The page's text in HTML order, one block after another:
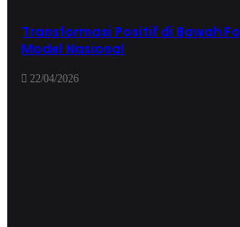
Transformasi Positif di Bawah
Model Nasional
22/04/2026